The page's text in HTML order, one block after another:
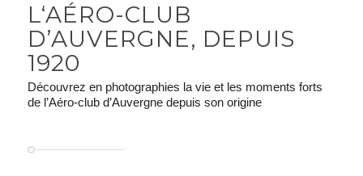
L‘AÉRO-CLUB
D’AUVERGNE, DEPUIS
1920
Découvrez en photographies la vie et les moments forts
de l’Aéro-club d’Auvergne depuis son origine